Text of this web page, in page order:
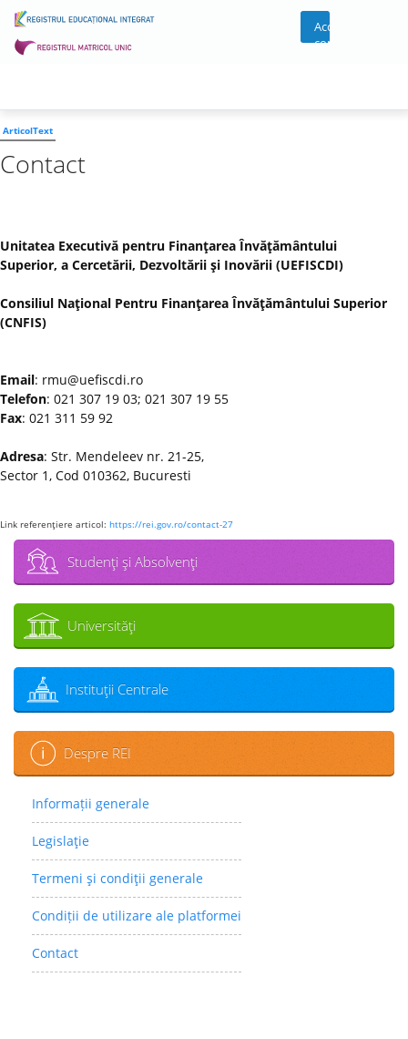
Acces
cont
ArticolText
Contact
Unitatea Executivă pentru Finanţarea Învăţământului
Superior, a Cercetării, Dezvoltării şi Inovării (UEFISCDI)
Consiliul Naţional Pentru Finanţarea Învăţământului Superior
(CNFIS)
Email: rmu@uefiscdi.ro
Telefon: 021 307 19 03; 021 307 19 55
Fax: 021 311 59 92
Adresa: Str. Mendeleev nr. 21-25,
Sector 1, Cod 010362, Bucuresti
Link referenţiere articol: https://rei.gov.ro/contact-27
Studenţi şi Absolvenţi
Universităţi
Instituţii Centrale
Despre REI
Informații generale
Legislaţie
Termeni şi condiţii generale
Condiții de utilizare ale platformei
Contact